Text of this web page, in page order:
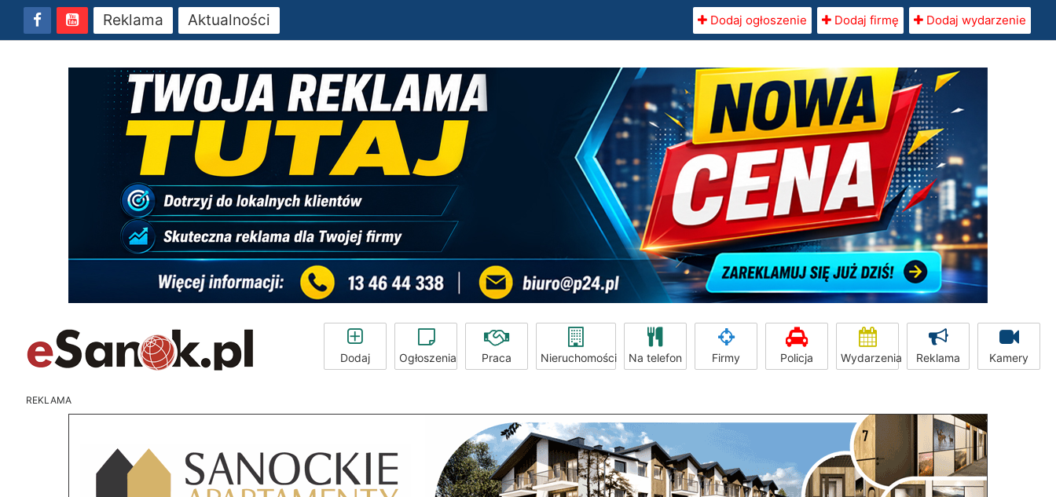
Reklama Aktualności Dodaj ogłoszenie Dodaj firmę Dodaj wydarzenie
Dodaj Ogłoszenia Praca Nieruchomości Na telefon Firmy Policja Wydarzenia Reklama Kamery
REKLAMA